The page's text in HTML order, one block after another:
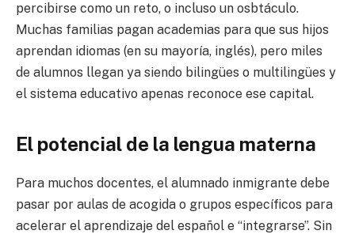
percibirse como un reto, o incluso un osbtáculo.
Muchas familias pagan academias para que sus hijos
aprendan idiomas (en su mayoría, inglés), pero miles
de alumnos llegan ya siendo bilingües o multilingües y
el sistema educativo apenas reconoce ese capital.
El potencial de la lengua materna
Para muchos docentes, el alumnado inmigrante debe
pasar por aulas de acogida o grupos específicos para
acelerar el aprendizaje del español e “integrarse”. Sin